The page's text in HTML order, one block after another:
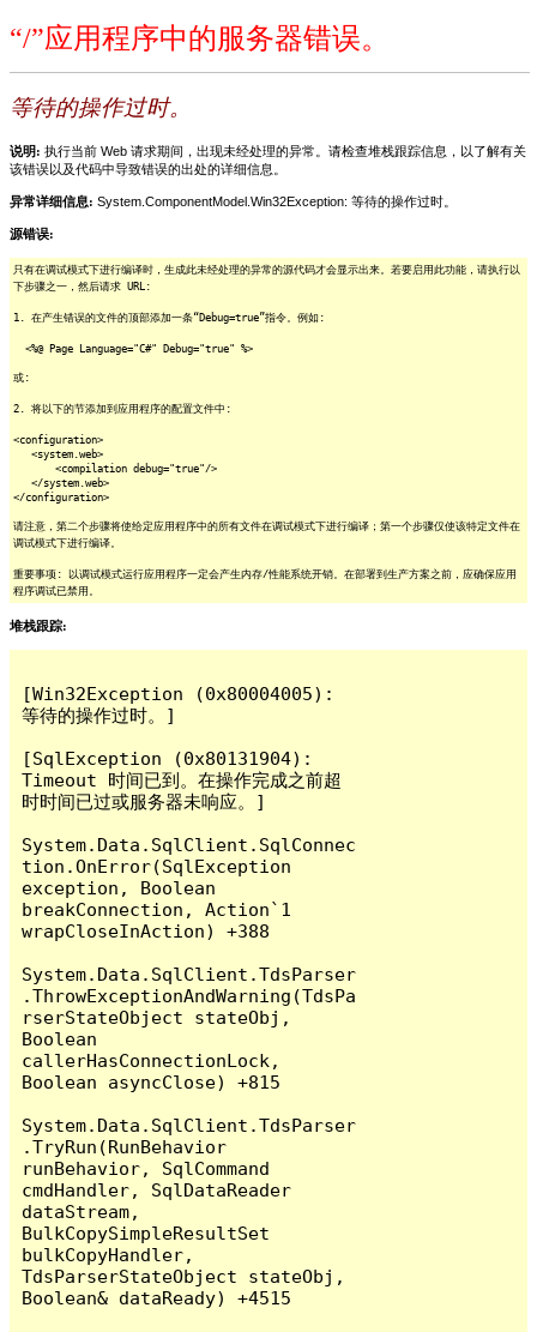
“/”应用程序中的服务器错误。
等待的操作过时。
说明: 执行当前 Web 请求期间，出现未经处理的异常。请检查堆栈跟踪信息，以了解有关
该错误以及代码中导致错误的出处的详细信息。
异常详细信息: System.ComponentModel.Win32Exception: 等待的操作过时。
源错误:
只有在调试模式下进行编译时，生成此未经处理的异常的源代码才会显示出来。若要启用此功能，请执行以
下步骤之一，然后请求 URL:
1. 在产生错误的文件的顶部添加一条“Debug=true”指令。例如:
<%@ Page Language="C#" Debug="true" %>
或:
2. 将以下的节添加到应用程序的配置文件中:
<configuration>
<system.web>
<compilation debug="true"/>
</system.web>
</configuration>
请注意，第二个步骤将使给定应用程序中的所有文件在调试模式下进行编译；第一个步骤仅使该特定文件在
调试模式下进行编译。
重要事项: 以调试模式运行应用程序一定会产生内存/性能系统开销。在部署到生产方案之前，应确保应用
程序调试已禁用。
堆栈跟踪:
[Win32Exception (0x80004005):
等待的操作过时。]
[SqlException (0x80131904):
Timeout 时间已到。在操作完成之前超
时时间已过或服务器未响应。]
System.Data.SqlClient.SqlConnec
tion.OnError(SqlException
exception, Boolean
breakConnection, Action`1
wrapCloseInAction) +388
System.Data.SqlClient.TdsParser
.ThrowExceptionAndWarning(TdsPa
rserStateObject stateObj,
Boolean
callerHasConnectionLock,
Boolean asyncClose) +815
System.Data.SqlClient.TdsParser
.TryRun(RunBehavior
runBehavior, SqlCommand
cmdHandler, SqlDataReader
dataStream,
BulkCopySimpleResultSet
bulkCopyHandler,
TdsParserStateObject stateObj,
Boolean& dataReady) +4515